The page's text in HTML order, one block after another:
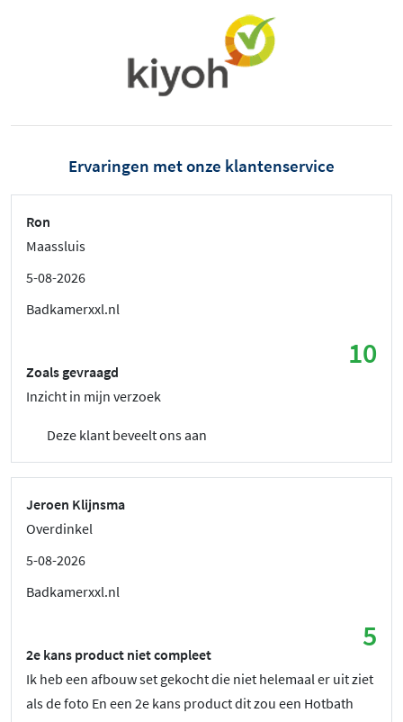
Ervaringen met onze klantenservice
Ron
Maassluis
5-08-2026
Badkamerxxl.nl
10
Zoals gevraagd
Inzicht in mijn verzoek
Deze klant beveelt ons aan
Jeroen Klijnsma
Overdinkel
5-08-2026
Badkamerxxl.nl
5
2e kans product niet compleet
Ik heb een afbouw set gekocht die niet helemaal er uit ziet
als de foto En een 2e kans product dit zou een Hotbath